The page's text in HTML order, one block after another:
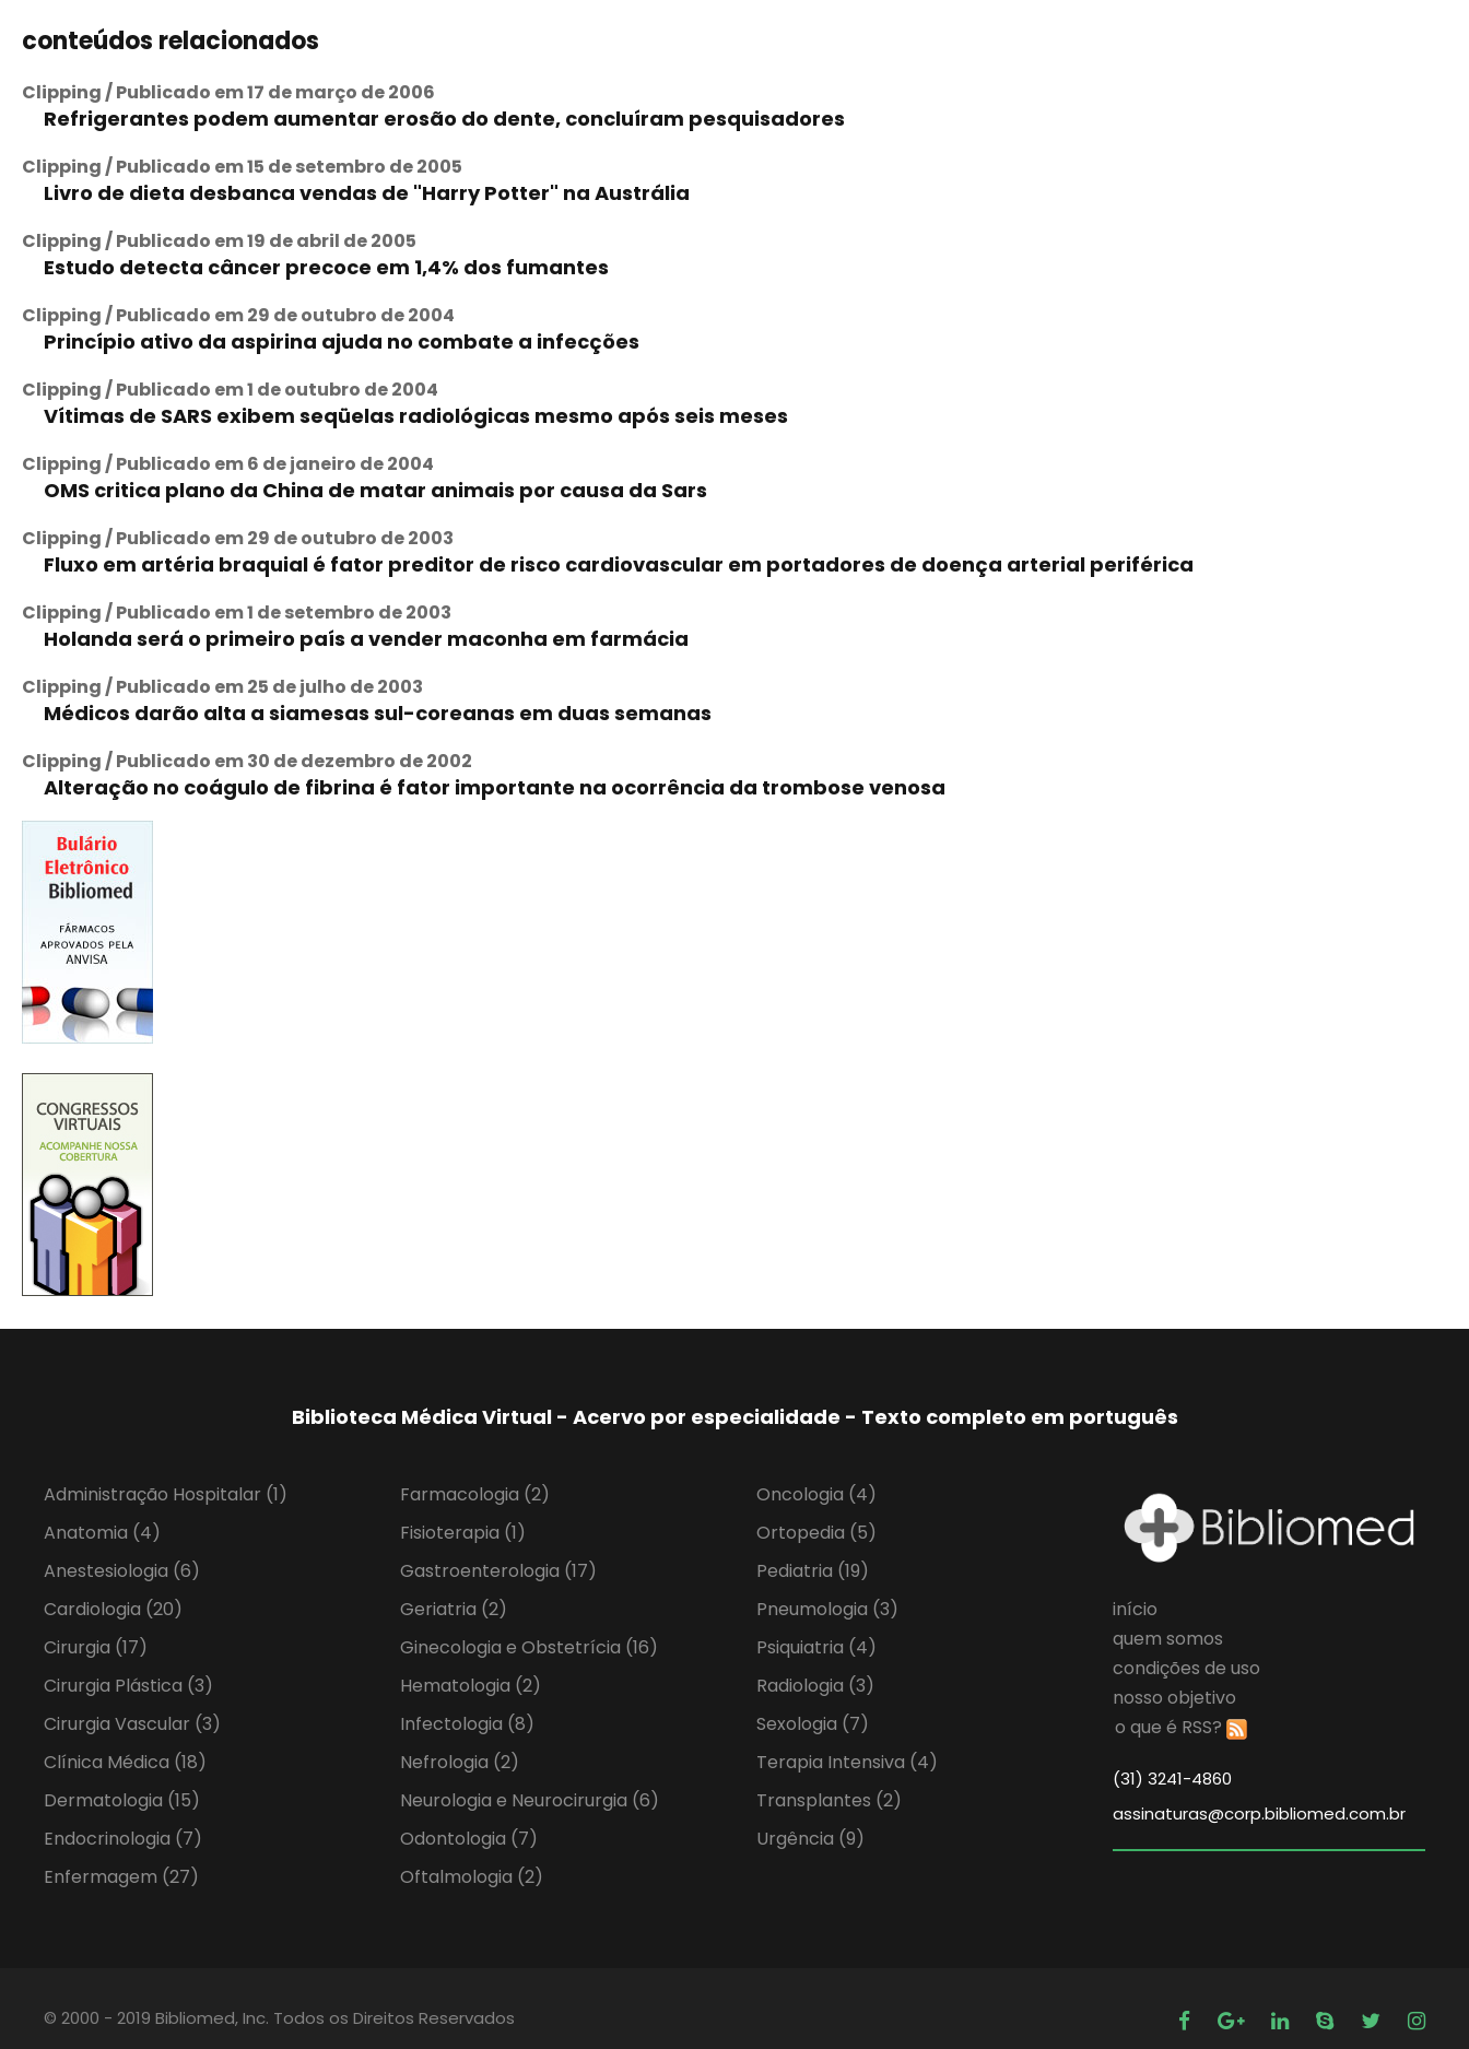
conteúdos relacionados
Clipping / Publicado em 17 de março de 2006
Refrigerantes podem aumentar erosão do dente, concluíram pesquisadores
Clipping / Publicado em 15 de setembro de 2005
Livro de dieta desbanca vendas de "Harry Potter" na Austrália
Clipping / Publicado em 19 de abril de 2005
Estudo detecta câncer precoce em 1,4% dos fumantes
Clipping / Publicado em 29 de outubro de 2004
Princípio ativo da aspirina ajuda no combate a infecções
Clipping / Publicado em 1 de outubro de 2004
Vítimas de SARS exibem seqüelas radiológicas mesmo após seis meses
Clipping / Publicado em 6 de janeiro de 2004
OMS critica plano da China de matar animais por causa da Sars
Clipping / Publicado em 29 de outubro de 2003
Fluxo em artéria braquial é fator preditor de risco cardiovascular em portadores de doença arterial periférica
Clipping / Publicado em 1 de setembro de 2003
Holanda será o primeiro país a vender maconha em farmácia
Clipping / Publicado em 25 de julho de 2003
Médicos darão alta a siamesas sul-coreanas em duas semanas
Clipping / Publicado em 30 de dezembro de 2002
Alteração no coágulo de fibrina é fator importante na ocorrência da trombose venosa
Biblioteca Médica Virtual - Acervo por especialidade - Texto completo em português
Administração Hospitalar (1)
Anatomia (4)
Anestesiologia (6)
Cardiologia (20)
Cirurgia (17)
Cirurgia Plástica (3)
Cirurgia Vascular (3)
Clínica Médica (18)
Dermatologia (15)
Endocrinologia (7)
Enfermagem (27)
Farmacologia (2)
Fisioterapia (1)
Gastroenterologia (17)
Geriatria (2)
Ginecologia e Obstetrícia (16)
Hematologia (2)
Infectologia (8)
Nefrologia (2)
Neurologia e Neurocirurgia (6)
Odontologia (7)
Oftalmologia (2)
Oncologia (4)
Ortopedia (5)
Pediatria (19)
Pneumologia (3)
Psiquiatria (4)
Radiologia (3)
Sexologia (7)
Terapia Intensiva (4)
Transplantes (2)
Urgência (9)
início
quem somos
condições de uso
nosso objetivo
o que é RSS?
(31) 3241-4860
assinaturas@corp.bibliomed.com.br
© 2000 - 2019 Bibliomed, Inc. Todos os Direitos Reservados